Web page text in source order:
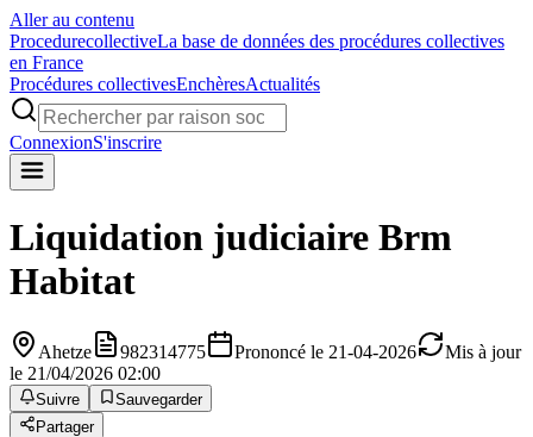
Aller au contenu
ProcedurecollectiveLa base de données des procédures collectives
en France
Procédures collectivesEnchèresActualités
ConnexionS'inscrire
Liquidation judiciaire Brm
Habitat
Ahetze 982314775 Prononcé le 21-04-2026
Mis à jour
le 21/04/2026 02:00
Suivre
Sauvegarder
Partager